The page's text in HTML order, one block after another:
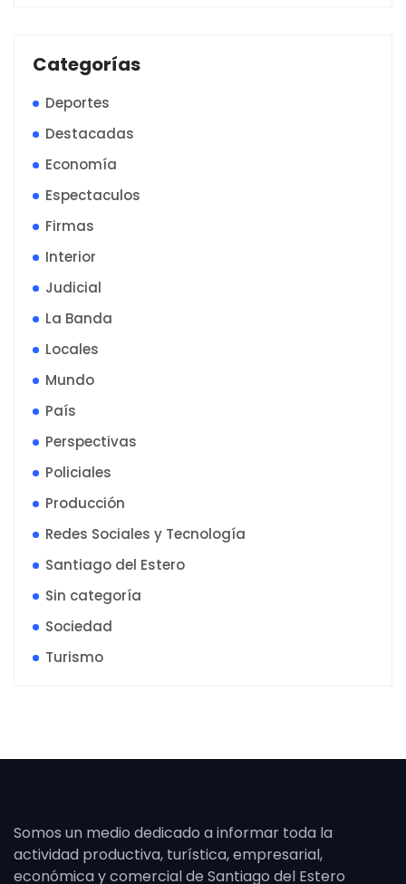
Categorías
Deportes
Destacadas
Economía
Espectaculos
Firmas
Interior
Judicial
La Banda
Locales
Mundo
País
Perspectivas
Policiales
Producción
Redes Sociales y Tecnología
Santiago del Estero
Sin categoría
Sociedad
Turismo
Somos un medio dedicado a informar toda la
actividad productiva, turística, empresarial,
económica y comercial de Santiago del Estero